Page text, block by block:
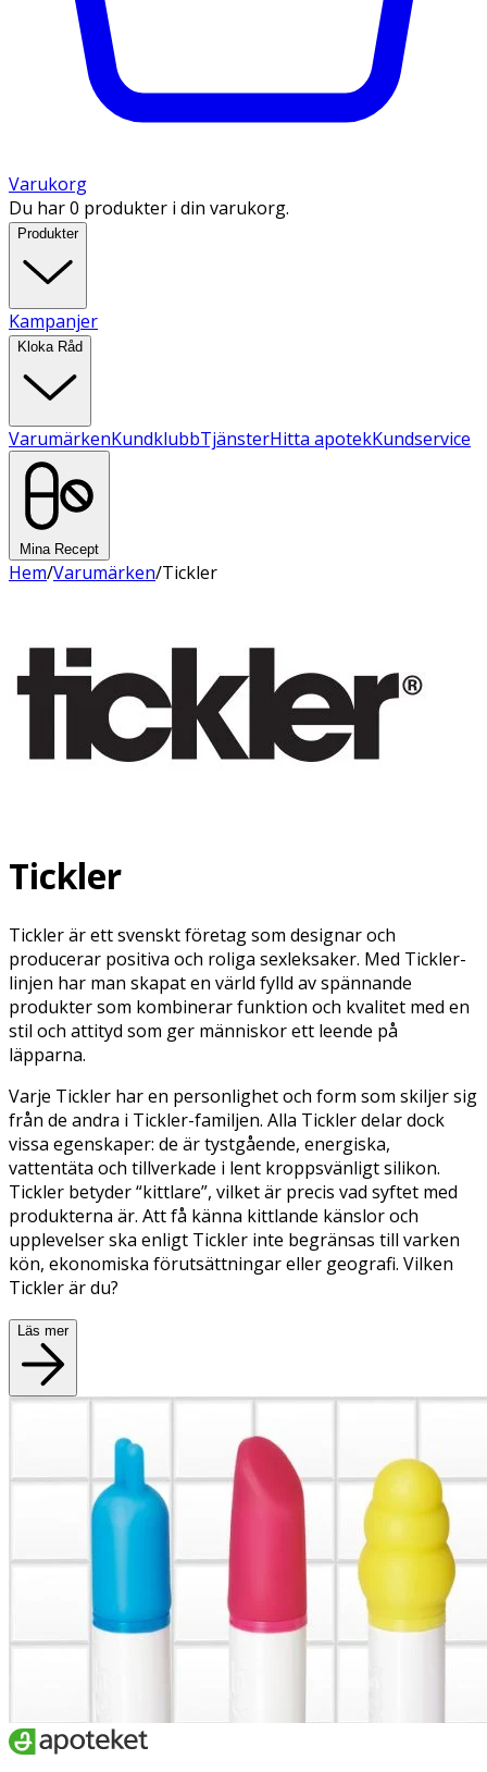
Varukorg
Du har 0 produkter i din varukorg.
Produkter
Kampanjer
Kloka Råd
VarumärkenKundklubbTjänsterHitta apotekKundservice
Mina Recept
Hem/Varumärken/Tickler
Tickler
Tickler är ett svenskt företag som designar och
producerar positiva och roliga sexleksaker. Med Tickler-
linjen har man skapat en värld fylld av spännande
produkter som kombinerar funktion och kvalitet med en
stil och attityd som ger människor ett leende på
läpparna.
Varje Tickler har en personlighet och form som skiljer sig
från de andra i Tickler-familjen. Alla Ticklerdelar dock
vissa egenskaper: de är tystgående, energiska,
vattentäta och tillverkade i lent kroppsvänligtsilikon.
Tickler betyder “kittlare”, vilket är precis vad syftet med
produkterna är. Att få känna kittlande känslor och
upplevelser ska enligt Tickler inte begränsas till varken
kön, ekonomiska förutsättningar eller geografi. Vilken
Ticklerär du?
Läs mer